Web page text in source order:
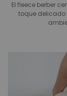
El fleece berber
toque delicado